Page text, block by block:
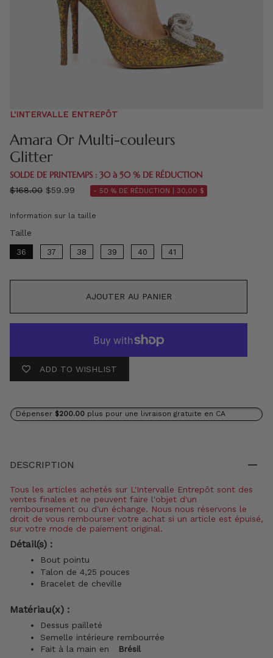
L'INTERVALLE ENTREPÔT
Amara Or Multi-couleurs
Glitter
SOLDE DE PRINTEMPS : 30 à 50 % DE RÉDUCTION
régulier
$168.00 $59.99 - 50 % DE RÉDUCTION | 30,00 $
Information sur la taille
Taille
36 37 38 39 40 41
AJOUTER AU PANIER
ADD TO WISHLIST
Dépenser $200.00 plus pour une livraison gratuite en CA
DESCRIPTION
Tous les articles achetés sur L'Intervalle Entrepôt sont des
ventes finales et ne peuvent faire l'objet d'un
remboursement ou d'un échange. Nous nous réservons le
droit de vous rembourser votre achat si un article est épuisé,
sur votre mode de paiement original.
Détail(s) :
Bout pointu
Talon de 4,25 pouces
Bracelet de cheville
Matériau(x) :
Dessus pailleté
Semelle intérieure rembourrée
Fait à la main en
Brésil